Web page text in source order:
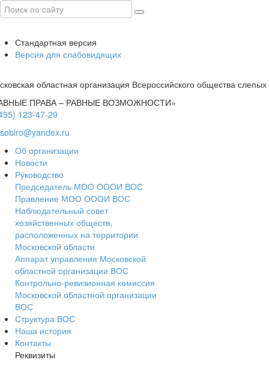
Стандартная версия
Версия для слабовидящих
областная организация Всероссийского общества слепых
ПРАВА – РАВНЫЕ ВОЗМОЖНОСТИ»
123-47-29
Об организации
Новости
Руководство
Председатель МОО ОООИ ВОС
Правление МОО ОООИ ВОС
Наблюдательный совет
хозяйственных обществ,
расположенных на территории
Московской области
Аппарат управления Московской
областной организации ВОС
Контрольно-ревизионная комиссия
Московской областной организации
ВОС
Структура ВОС
Наша история
Контакты
Реквизиты